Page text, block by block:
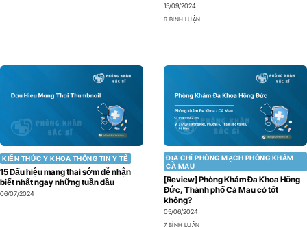
15/09/2024
6 BÌNH LUẬN
KIẾN THỨC Y KHOA THÔNG TIN Y TẾ
15 Dấu hiệu mang thai sớm dễ nhận
biết nhất ngay những tuần đầu
06/07/2024
ĐỊA CHỈ PHÒNG MẠCH PHÒNG KHÁM
CÀ MAU
[Review] Phòng Khám Đa Khoa Hồng
Đức, Thành phố Cà Mau có tốt
không?
05/06/2024
7 BÌNH LUẬN